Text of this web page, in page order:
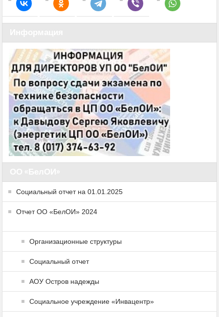
Социальный отчет на 01.01.2025
Отчет ОО «БелОИ» 2024
Организационные структуры
Социальный отчет
АОУ Остров надежды
Социальное учреждение «Инвацентр»